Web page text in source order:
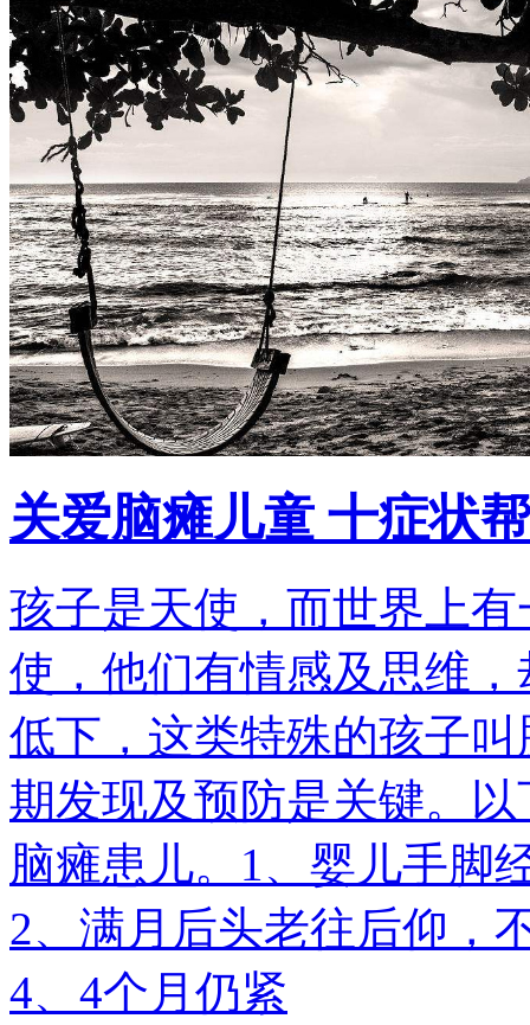
关爱脑瘫儿童 十症状
孩子是天使，而世界上
使，他们有情感及思维
低下，这类特殊的孩子
期发现及预防是关键。
脑瘫患儿。1、婴儿手脚
2、满月后头老往后仰，
4、4个月仍紧